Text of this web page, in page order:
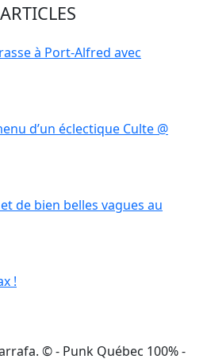
à Port-Alfred avec
d’un éclectique Culte @
de bien belles vagues au
!
©- Punk Québec 100% -